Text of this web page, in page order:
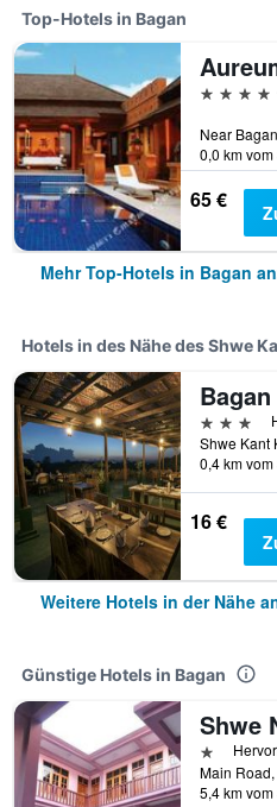
Top-Hotels in Bagan
5 Sterne
0,0 km
65 €
Mehr Top-Hotels in Bagan
Hotels in des Nähe des Shwe
3 Sterne
0,4 km
16 €
Weitere Hotels in der Nähe
Günstige Hotels in Bagan
1 Stern
5,4 km